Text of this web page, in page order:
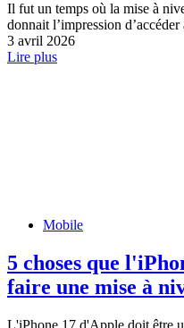
Il fut un temps où la mise à
donnait l’impression
3 avril 2026
Lire plus
Mobile
5 choses que
faire une mise à
L'iPhone 17 d'Apple doit être